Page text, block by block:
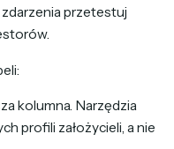
przetestuj
kolumna. Narzędzia
profili założycieli, a nie